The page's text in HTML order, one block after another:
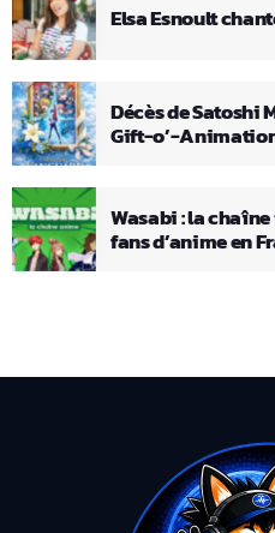
Elsa Esnoult
Décès de Satoshi
Gift-o’-
Wasabi : la
fans d’anime en